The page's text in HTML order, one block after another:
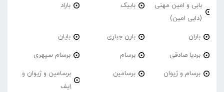
بابی و امین مهنی
(دایی امین)
بابیک باراد
باران بارن جباری بایان
بردیا صادقی برسام برسام سپهری
برسام و ژیوان برسامین
برسامین و ژیوان و
اِیف